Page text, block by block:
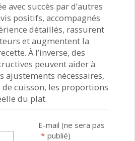
avec succès par d’autres
positifs, accompagnés
détaillés, rassurent
et augmentent la
À l’inverse, des
peuvent aider à
ajustements nécessaires,
cuisson, les proportions
du plat.
E-mail (ne sera pas
publié)
*